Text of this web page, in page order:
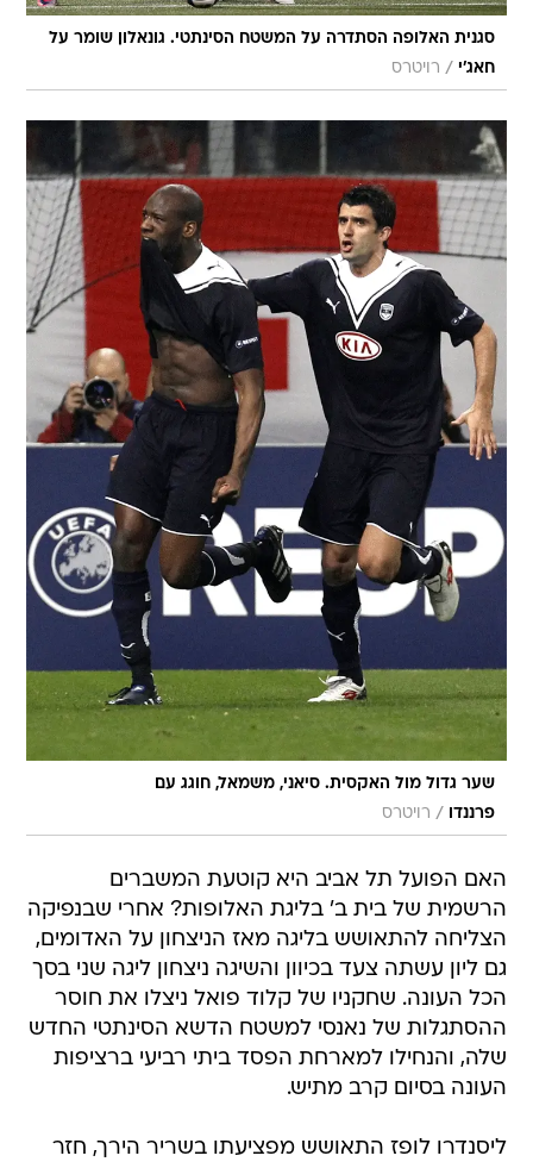
סגנית האלופה הסתדרה על המשטח הסינתטי. גונאלון שומר על
חאג'י / רויטרס
שער גדול מול האקסית. סיאני, משמאל, חוגג עם
פרננדו
/ רויטרס
האם הפועל תל אביב היא קוטעת המשברים
הרשמית של בית ב' בליגת האלופות? אחרי שבנפיקה
הצליחה להתאושש בליגה מאז הניצחון על האדומים,
גם ליון עשתה צעד בכיוון והשיגה ניצחון ליגה שני בסך
הכל העונה. שחקניו של קלוד פואל ניצלו את חוסר
ההסתגלות של נאנסי למשטח הדשא הסינתטי החדש
שלה, והנחילו למארחת הפסד ביתי רביעי ברציפות
העונה בסיום קרב מתיש.
ליסנדרו לופז התאושש מפציעתו בשריר הירך, חזר